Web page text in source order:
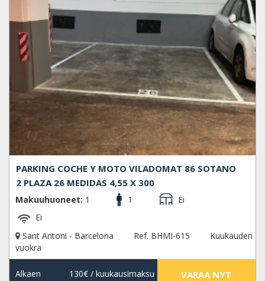
PARKING COCHE Y MOTO VILADOMAT 86 SOTANO
2 PLAZA 26 MEDIDAS 4,55 X 300
Makuuhuoneet: 1 1
Ei
Ei
Sant Antoni - Barcelona
Ref. BHMI-615
Kuukauden
vuokra
Alkaen 130€/ kuukausimaksu VARAA NYT